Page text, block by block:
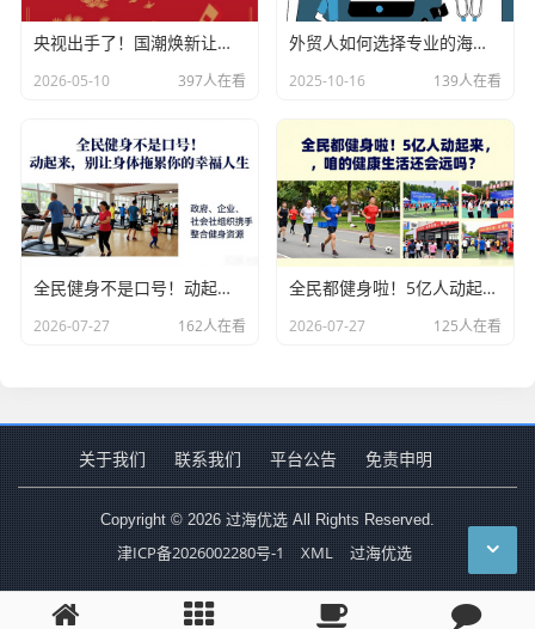
央视出手了！国潮焕新让非遗炸场，这才是文化强国该有的排面
2026-05-10 397人在看
外贸人如何选择专业的海关数据公司？
2025-10-16 139人在看
全民健身不是口号！动起来，别让身体拖累你的幸福人生
2026-07-27 162人在看
全民都健身啦！5亿人动起来，咱的健康生活还会远吗？
2026-07-27 125人在看
关于我们 联系我们 平台公告 免责申明
Copyright © 2026 过海优选 All Rights Reserved.
津ICP备2026002280号-1 XML 过海优选